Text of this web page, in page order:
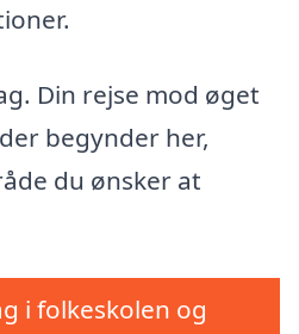
Din rejse mod øget
begynder her,
du ønsker at
i folkeskolen og